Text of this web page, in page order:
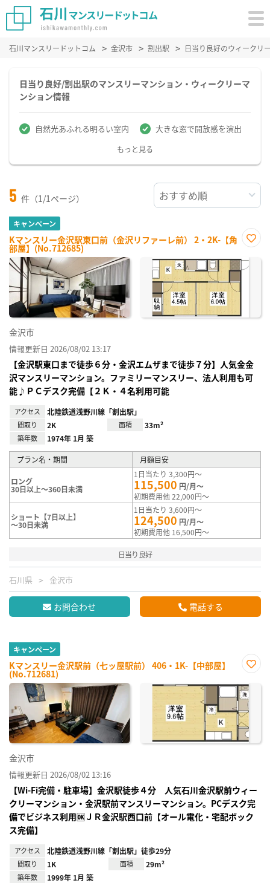
石川マンスリードットコム 金沢市 割出駅 日当り良好のウィークリ
日当り良好/割出駅のマンスリーマンション・ウィークリーマ
ンション情報
自然光あふれる明るい室内 大きな窓で開放感を演出
もっと見る
5 件（1/1ページ）
キャンペーン
Kマンスリー金沢駅東口前（金沢リファーレ前） 2・2K-【角
部屋】(No.712685)
に入
り登
金沢市
情報更新日 2026/08/02 13:17
【金沢駅東口まで徒歩６分・金沢エムザまで徒歩７分】人気金金
沢マンスリーマンション。ファミリーマンスリー、法人利用も可
能♪ＰＣデスク完備【２Ｋ・４名利用可能
アクセス 北陸鉄道浅野川線「割出駅」
間取り 2K 面積 33m²
築年数 1974年 1月 築
プラン名・期間 月額目安
ロング
30日以上～360日未満
1日当たり 3,300円～
115,500 円/月～
初期費用他 22,000円～
ショート【7日以上】
～30日未満
1日当たり 3,600円～
124,500 円/月～
初期費用他 16,500円～
日当り良好
石川県 金沢市
お問合わせ 電話する
キャンペーン
Kマンスリー金沢駅前（七ッ屋駅前） 406・1K-【中部屋】
(No.712681)
に入
り登
録
金沢市
情報更新日 2026/08/02 13:16
【Wi-Fi完備・駐車場】金沢駅徒歩４分 人気石川金沢駅前ウィー
クリーマンション・金沢駅前マンスリーマンション。PCデスク完
備でビジネス利用🆗ＪＲ金沢駅西口前【オール電化・宅配ボック
ス完備】
アクセス 北陸鉄道浅野川線「割出駅」徒歩29分
間取り 1K 面積 29m²
築年数 1999年 1月 築